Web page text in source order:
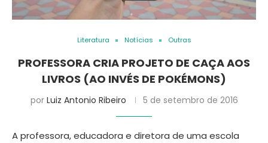
Literatura Notícias Outras
PROFESSORA CRIA PROJETO DE CAÇA AOS
LIVROS (AO INVÉS DE POKÉMONS)
por Luiz Antonio Ribeiro 5 de setembro de 2016
A professora, educadora e diretora de uma escola